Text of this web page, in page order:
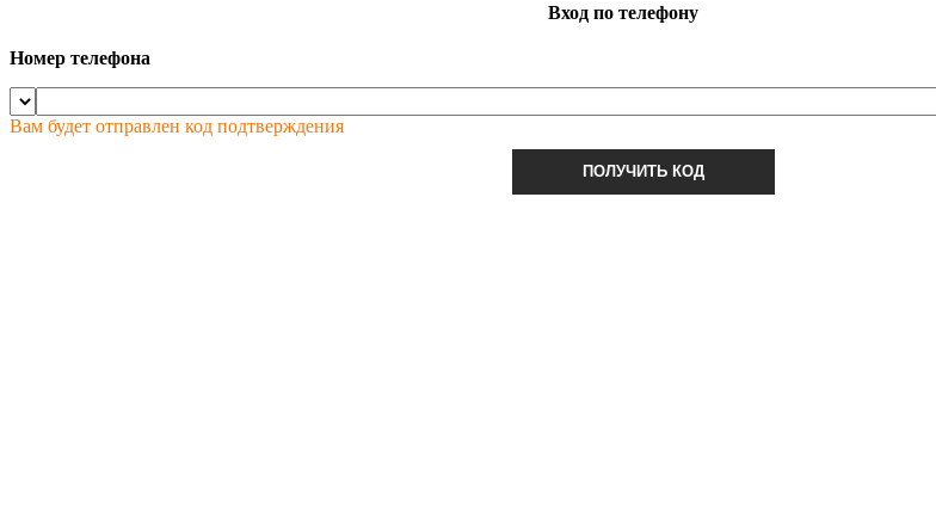
Вход по телефону
Номер телефона
Вам будет отправлен код подтверждения
ПОЛУЧИТЬ КОД